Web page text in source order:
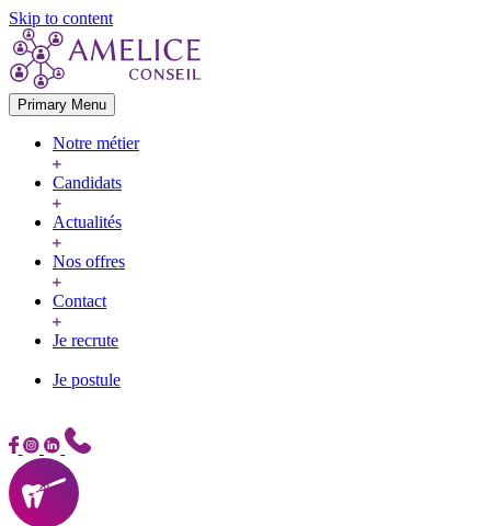
Skip to content
Primary Menu
Notre métier
Candidats
Actualités
Nos offres
Contact
Je recrute
Je postule